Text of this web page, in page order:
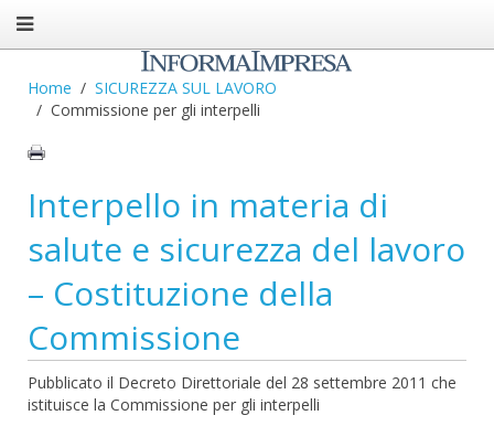
Home
SICUREZZA SUL LAVORO
Commissione per gli interpelli
Interpello in materia di
salute e sicurezza del lavoro
– Costituzione della
Commissione
Pubblicato il Decreto Direttoriale del 28 settembre 2011 che
istituisce la Commissione per gli interpelli